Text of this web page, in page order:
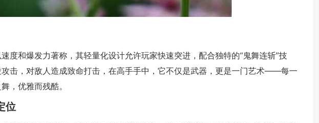
度和爆发力著称，其轻量化设计允许玩家快速突进，配合独特的“鬼舞连斩”技
击，对敌人造成致命打击，在高手手中，它不仅是武器，更是一门艺术——每一
，优雅而残酷。
位